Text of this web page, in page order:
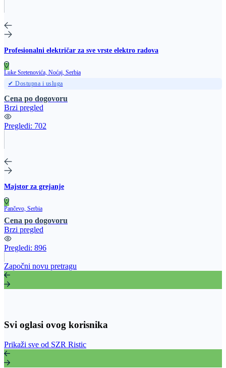
Profesionalni električar za sve vrste elektro radova
Luke Sretenovića, Noćaj, Serbia
✔ Dostupna i usluga
Cena po dogovoru
Brzi pregled
Pregledi: 702
Majstor za grejanje
Pančevo, Serbia
Cena po dogovoru
Brzi pregled
Pregledi: 896
Započni novu pretragu
Svi oglasi ovog korisnika
Prikaži sve od SZR Ristic